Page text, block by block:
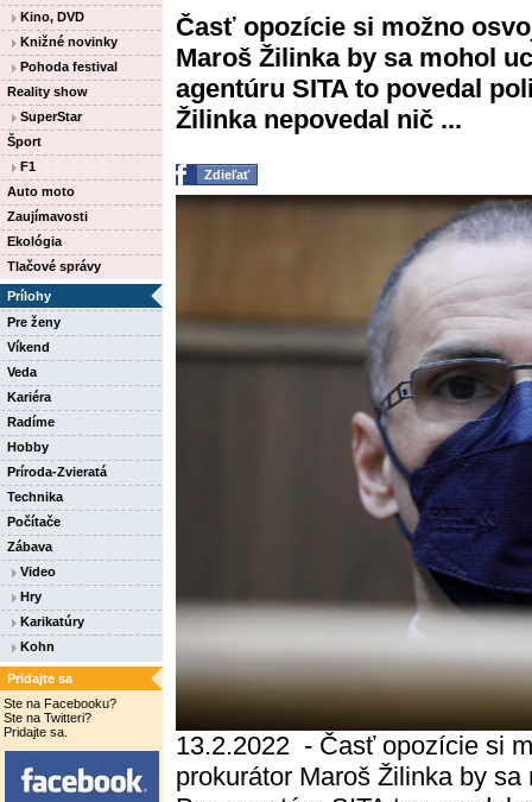
Kino, DVD
Knižné novinky
Pohoda festival
Reality show
SuperStar
Šport
F1
Auto moto
Zaujímavosti
Ekológia
Tlačové správy
Prílohy
Pre ženy
Víkend
Veda
Kariéra
Radíme
Hobby
Príroda-Zvieratá
Technika
Počítače
Zábava
Video
Hry
Karikatúry
Kohn
Pridajte sa
Ste na Facebooku?
Ste na Twitteri?
Pridajte sa.
Časť opozície si možno
Maroš Žilinka by sa mohol
agentúru SITA to povedal
Žilinka nepovedal nič ...
Zdieľať
13.2.2022 - Časť opozície si
prokurátor Maroš Žilinka by